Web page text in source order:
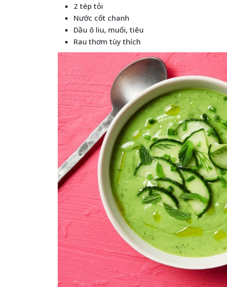
2 tép tỏi
Nước cốt chanh
Dầu ô liu, muối, tiêu
Rau thơm tùy thích